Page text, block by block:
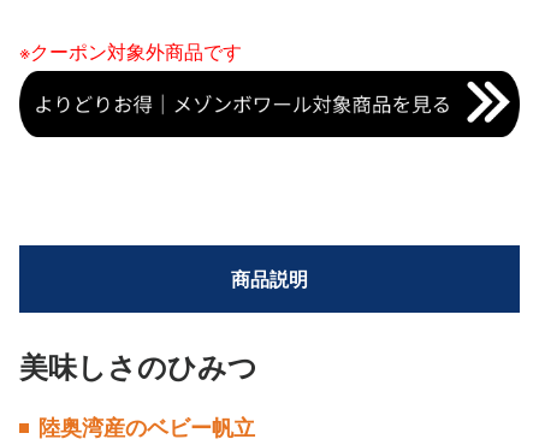
※クーポン対象外商品です
商品説明
美味しさのひみつ
陸奥湾産のベビー帆立